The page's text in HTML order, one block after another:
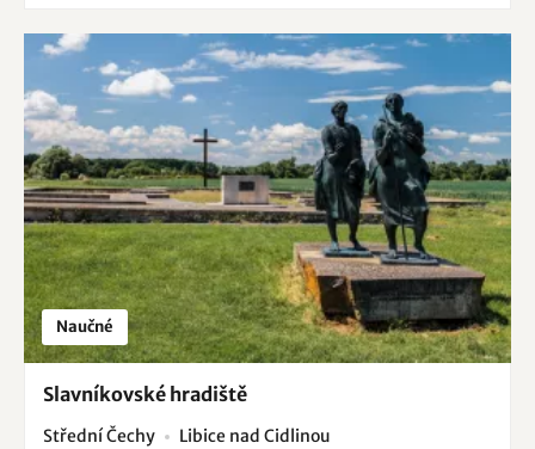
Naučné
Slavníkovské hradiště
Střední Čechy Libice nad Cidlinou